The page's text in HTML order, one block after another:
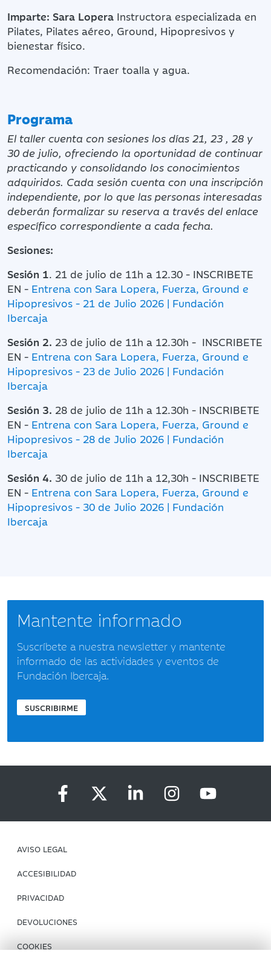
Imparte: Sara Lopera Instructora especializada en
Pilates, Pilates aéreo, Ground, Hipopresivos y
bienestar físico.
Recomendación: Traer toalla y agua.
Programa
El taller cuenta con sesiones los días 21, 23 , 28 y
30 de julio, ofreciendo la oportunidad de continuar
practicando y consolidando los conocimientos
adquiridos. Cada sesión cuenta con una inscripción
independiente, por lo que las personas interesadas
deberán formalizar su reserva a través del enlace
específico correspondiente a cada fecha.
Sesiones:
Sesión 1. 21 de julio de 11h a 12.30 - INSCRIBETE
EN - Entrena con Sara Lopera, Fuerza, Ground e
Hipopresivos - 21 de Julio 2026 | Fundación
Ibercaja
Sesión 2. 23 de julio de 11h a 12.30h - INSCRIBETE
EN - Entrena con Sara Lopera, Fuerza, Ground e
Hipopresivos - 23 de Julio 2026 | Fundación
Ibercaja
Sesión 3. 28 de julio de 11h a 12.30h - INSCRIBETE
EN - Entrena con Sara Lopera, Fuerza, Ground e
Hipopresivos - 28 de Julio 2026 | Fundación
Ibercaja
Sesión 4. 30 de julio de 11h a 12,30h - INSCRIBETE
EN - Entrena con Sara Lopera, Fuerza, Ground e
Hipopresivos - 30 de Julio 2026 | Fundación
Ibercaja
Mantente informado
Suscríbete a nuestra newsletter y mantente
informado de las actividades y eventos de
Fundación Ibercaja.
SUSCRIBIRME
AVISO LEGAL
ACCESIBILIDAD
PRIVACIDAD
DEVOLUCIONES
COOKIES